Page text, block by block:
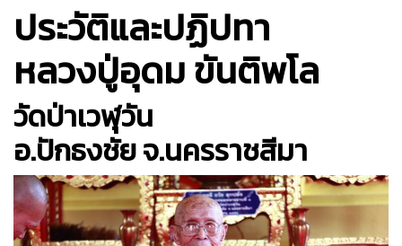
ประวัติและปฏิปทา
หลวงปู่อุดม ขันติพโล
วัดป่าเวฬุวัน
อ.ปักธงชัย จ.นครราชสีมา